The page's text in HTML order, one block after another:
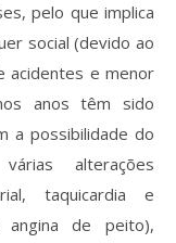
pelo que implica
social (devido ao
acidentes e menor
anos têm sido
a possibilidade do
alterações
taquicardia e
de peito),